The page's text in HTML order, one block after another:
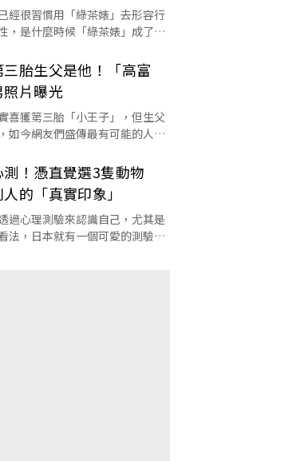
經很習慣用「綠茶婊」去形容行
，是什麼時候「綠茶婊」成了罵
胎生父是他！「高富
片曝光
喜獲第三胎「小王子」，但生父
如今網友們盛傳最有可能的人選
測！憑直覺選3隻動物
的「真實印象」
過心理測驗來認識自己，尤其是
法，日本就有一個可愛的測驗，